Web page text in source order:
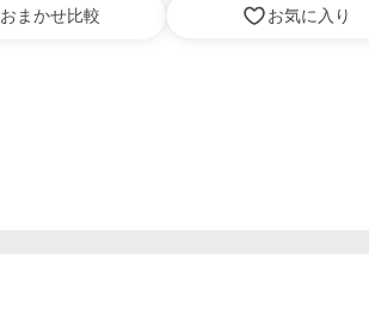
おまかせ比較 お気に入り